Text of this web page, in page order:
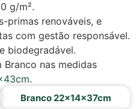
g/m².
primas renováveis, e
com gestão responsável.
biodegradável.
Branco nas medidas
.
Branco 22x14x37cm